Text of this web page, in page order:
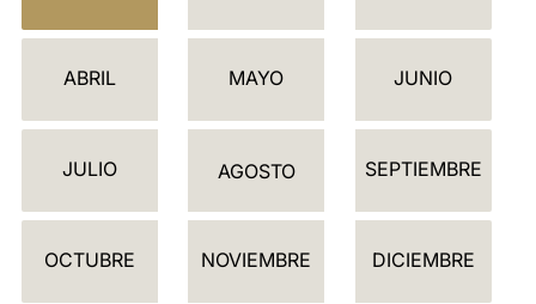
L
D
R
ABRIL MAYO JUNIO
JULIO AGOSTO SEPTIEMBRE
OCTUBRE NOVIEMBRE DICIEMBRE